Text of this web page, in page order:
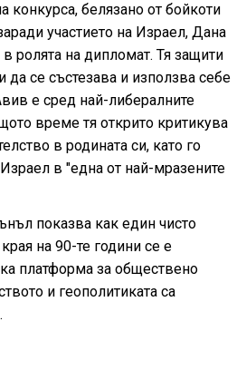
конкурса, белязано от бойкоти
участието на Израел, Дана
ролята на дипломат. Тя защити
да се състезава и използва себе
е сред най-либералните
време тя открито критикува
в родината си, като го
в "една от най-мразените
показва как един чисто
на 90-те години се е
платформа за обществено
и геополитиката са